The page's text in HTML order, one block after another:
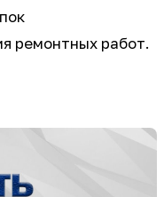
ремонтных работ.